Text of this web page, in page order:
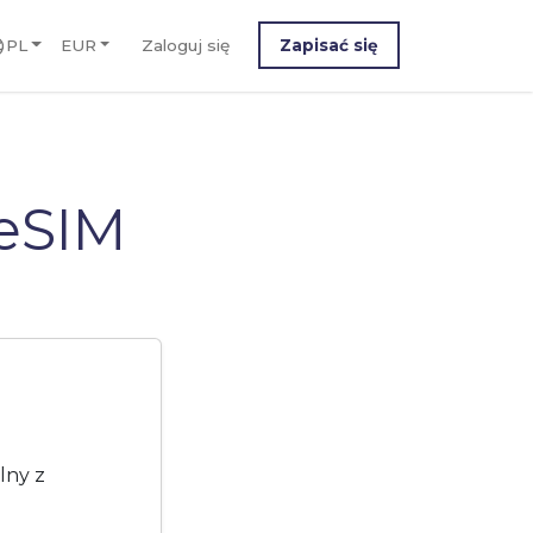
PL EUR Zaloguj się Zapisać się
z